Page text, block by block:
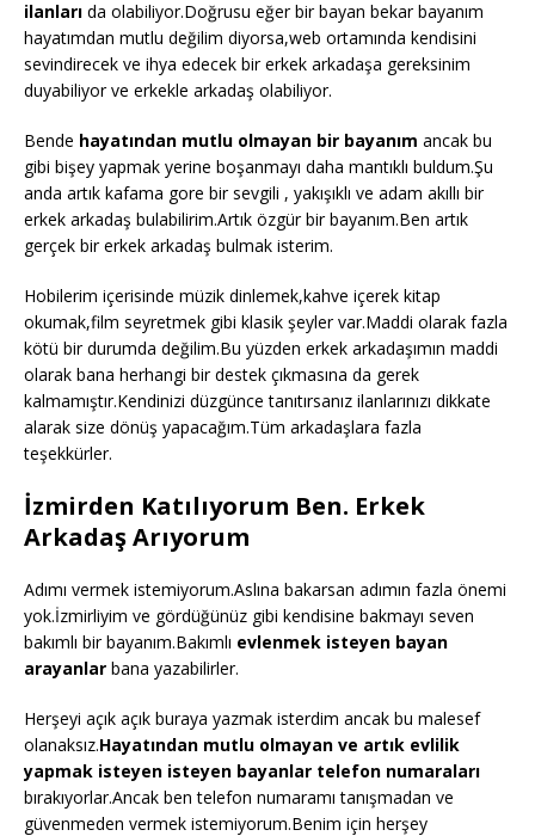
ilanları da olabiliyor.Doğrusu eğer bir bayan bekar bayanım
hayatımdan mutlu değilim diyorsa,web ortamında kendisini
sevindirecek ve ihya edecek bir erkek arkadaşa gereksinim
duyabiliyor ve erkekle arkadaş olabiliyor.
Bende hayatından mutlu olmayan bir bayanım ancak bu
gibi bişey yapmak yerine boşanmayı daha mantıklı buldum.Şu
anda artık kafama gore bir sevgili , yakışıklı ve adam akıllı bir
erkek arkadaş bulabilirim.Artık özgür bir bayanım.Ben artık
gerçek bir erkek arkadaş bulmak isterim.
Hobilerim içerisinde müzik dinlemek,kahve içerek kitap
okumak,film seyretmek gibi klasik şeyler var.Maddi olarak fazla
kötü bir durumda değilim.Bu yüzden erkek arkadaşımın maddi
olarak bana herhangi bir destek çıkmasına da gerek
kalmamıştır.Kendinizi düzgünce tanıtırsanız ilanlarınızı dikkate
alarak size dönüş yapacağım.Tüm arkadaşlara fazla
teşekkürler.
İzmirden Katılıyorum Ben. Erkek
Arkadaş Arıyorum
Adımı vermek istemiyorum.Aslına bakarsan adımın fazla önemi
yok.İzmirliyim ve gördüğünüz gibi kendisine bakmayı seven
bakımlı bir bayanım.Bakımlı evlenmek isteyen bayan
arayanlar bana yazabilirler.
Herşeyi açık açık buraya yazmak isterdim ancak bu malesef
olanaksız.Hayatından mutlu olmayan ve artık evlilik
yapmak isteyen isteyen bayanlar telefon numaraları
bırakıyorlar.Ancak ben telefon numaramı tanışmadan ve
güvenmeden vermek istemiyorum.Benim için herşey